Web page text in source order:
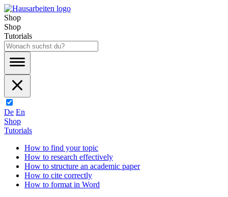
Shop
Shop
Tutorials
De En
Shop
Tutorials
How to find your topic
How to research effectively
How to structure an academic paper
How to cite correctly
How to format in Word